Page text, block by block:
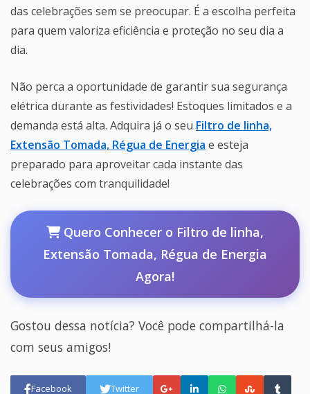
das celebrações sem se preocupar. É a escolha perfeita
para quem valoriza eficiência e proteção no seu dia a
dia.
Não perca a oportunidade de garantir sua segurança
elétrica durante as festividades! Estoques limitados e a
demanda está alta. Adquira já o seu Filtro de linha,
Extensão Tomada, Régua de Energia e esteja
preparado para aproveitar cada instante das
celebrações com tranquilidade!
Quero Conhecer o Filtro de linha,
Extensão Tomada, Régua de Energia
Agora!
Gostou dessa notícia? Você pode compartilhá-la
com seus amigos!
Facebook Twitter